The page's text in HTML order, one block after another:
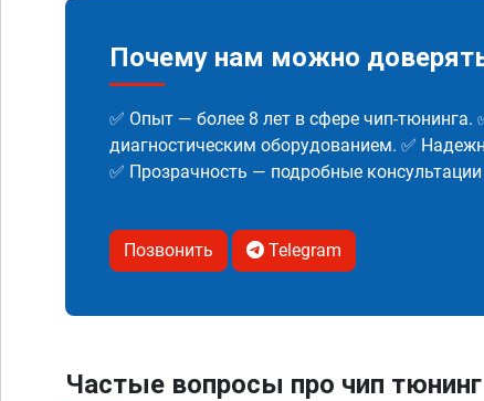
Почему нам можно
✅ Опыт — более 8 лет в сфере чип-
диагностическим оборудованием. ✅
✅ Прозрачность — подробные
Позвонить Telegram
Частые вопросы про чип